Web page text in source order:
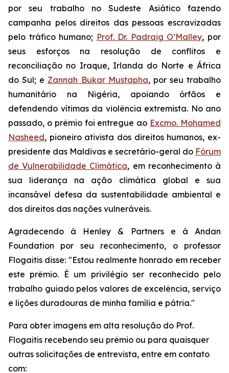
por seu trabalho no Sudeste Asiático fazendo
campanha pelos direitos das pessoas escravizadas
pelo tráfico humano; Prof. Dr. Padraig O’Malley, por
seus esforços na resolução de conflitos e
reconciliação no Iraque, Irlanda do Norte e África
do Sul; e Zannah Bukar Mustapha, por seu trabalho
humanitário na Nigéria, apoiando órfãos e
defendendo vítimas da violência extremista. No ano
passado, o prêmio foi entregue ao Excmo. Mohamed
Nasheed, pioneiro ativista dos direitos humanos, ex-
presidente das Maldivas e secretário-geral do Fórum
de Vulnerabilidade Climática, em reconhecimento à
sua liderança na ação climática global e sua
incansável defesa da sustentabilidade ambiental e
dos direitos das nações vulneráveis.
Agradecendo à Henley & Partners e à Andan
Foundation por seu reconhecimento, o professor
Flogaitis disse: "Estou realmente honrado em receber
este prêmio. É um privilégio ser reconhecido pelo
trabalho guiado pelos valores de excelência, serviço
e lições duradouras de minha família e pátria."
Para obter imagens em alta resolução do Prof.
Flogaitis recebendo seu prêmio ou para quaisquer
outras solicitações de entrevista, entre em contato
com: